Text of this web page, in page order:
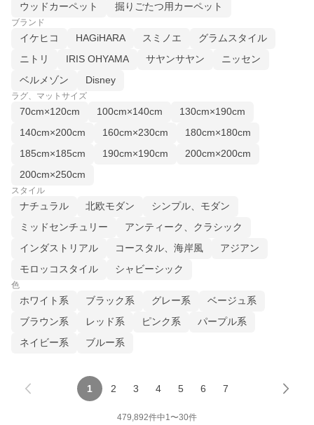
ウッドカーペット
掘りごたつ用カーペット
ブランド
イケヒコ HAGiHARA スミノエ
グラムスタイル
ニトリ
IRIS OHYAMA サヤンサヤン
ニッセン
ベルメゾン
Disney
ラグ、マットサイズ
70cm×120cm 100cm×140cm
130cm×190cm
140cm×200cm
160cm×230cm
180cm×180cm
185cm×185cm
190cm×190cm
200cm×200cm
200cm×250cm
スタイル
ナチュラル 北欧モダン
シンプル、モダン
ミッドセンチュリー
アンティーク、クラシック
インダストリアル
コースタル、海岸風
アジアン
モロッコスタイル
シャビーシック
色
ホワイト系 ブラック系 グレー系
ベージュ系
ブラウン系
レッド系 ピンク系
パープル系
ネイビー系
ブルー系
1 2 3 4 5 6 7
479,892件中1〜30件